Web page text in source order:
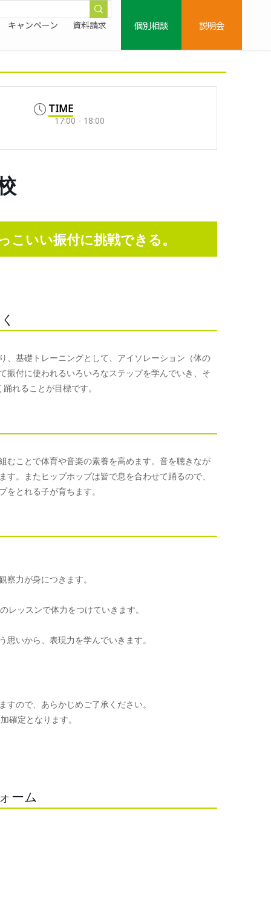
キャンペーン 資料請求
個別相談
説明会
TIME
17:00 - 18:00
こいい振付に挑戦できる。
、基礎トレーニングとして、アイソレーション（体の
振付に使われるいろいろなステップを学んでいき、そ
れることが目標です。
むことで体育や音楽の素養を高めます。音を聴きなが
。またヒップホップは皆で息を合わせて踊るので、
とれる子が育ちます。
力が身につきます。
ッスンで体力をつけていきます。
いから、表現力を学んでいきます。
ので、あらかじめご了承ください。
確定となります。
ーム